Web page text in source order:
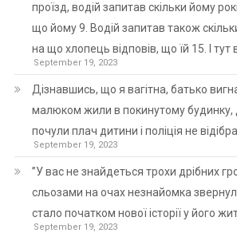
проїзд, водій запитав скільки йому
що йому 9. Водій запитав також
на що хлопець відповів, що їй 15. І тут
September 19, 2023
Дізнавшись, що я вагітна, батько
малюком жили в покинутому будинку,
почули плач дитини і поліція не
September 19, 2023
”У вас не знайдеться трохи дрібних
сльозами на очах незнайомка
стало початком нової історії у його
September 19, 2023